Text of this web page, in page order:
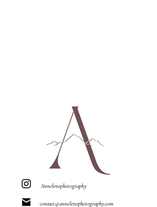
Annelenephotography
contact@annelenephotography.com